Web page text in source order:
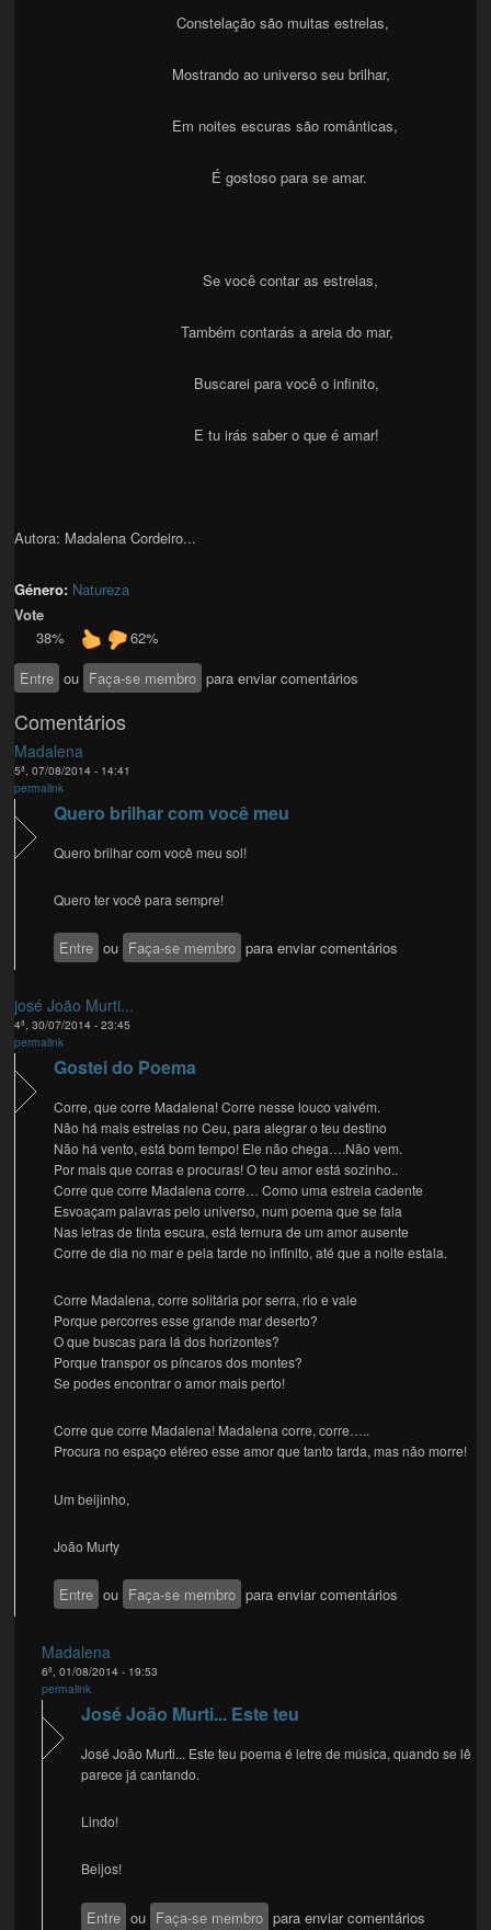
Constelação são muitas estrelas,
Mostrando ao universo seu brilhar,
Em noites escuras são românticas,
É gostoso para se amar.
Se você contar as estrelas,
Também contarás a areia do mar,
Buscarei para você o infinito,
E tu irás saber o que é amar!
Autora: Madalena Cordeiro...
Género: Natureza
Vote
38%
62%
Entre ou Faça-se membro para enviar comentários
Comentários
Madalena
5ª, 07/08/2014 - 14:41
permalink
Quero brilhar com você meu
Quero brilhar com você meu sol!
Quero ter você para sempre!
Entre ou Faça-se membro para enviar comentários
josé João Murti...
4ª, 30/07/2014 - 23:45
permalink
Gostei do Poema
Corre, que corre Madalena! Corre nesse louco vaivém.
Não há mais estrelas no Ceu, para alegrar o teu destino
Não há vento, está bom tempo! Ele não chega….Não vem.
Por mais que corras e procuras! O teu amor está sozinho..
Corre que corre Madalena corre… Como uma estrela cadente
Esvoaçam palavras pelo universo, num poema que se fala
Nas letras de tinta escura, está ternura de um amor ausente
Corre de dia no mar e pela tarde no infinito, até que a noite estala.
Corre Madalena, corre solitária por serra, rio e vale
Porque percorres esse grande mar deserto?
O que buscas para lá dos horizontes?
Porque transpor os píncaros dos montes?
Se podes encontrar o amor mais perto!
Corre que corre Madalena! Madalena corre, corre…..
Procura no espaço etéreo esse amor que tanto tarda, mas não morre!
Um beijinho,
João Murty
Entre ou Faça-se membro para enviar comentários
Madalena
6ª, 01/08/2014 - 19:53
permalink
José João Murti... Este teu
José João Murti... Este teu poema é letre de música, quando se lê
parece já cantando.
Lindo!
Beijos!
Entre ou Faça-se membro para enviar comentários